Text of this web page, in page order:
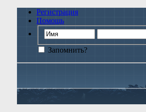
Регистрация
Помощь
Запомнить?